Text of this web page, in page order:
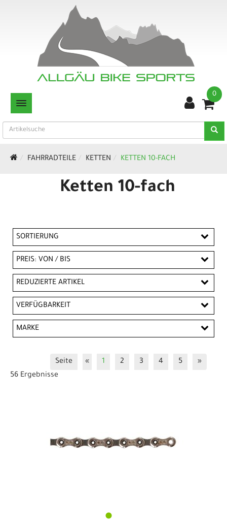
TOGGLE NAVIGATION
0
FAHRRADTEILE KETTEN KETTEN 10-FACH
Ketten 10-fach
SORTIERUNG
PREIS: VON / BIS
EUR
REDUZIERTE ARTIKEL
Reduzierte Artikel
VERFÜGBARKEIT
MARKE
Seite « 1 2 3 4 5
»
56 Ergebnisse